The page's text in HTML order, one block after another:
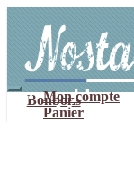
navigation
contenu
Mon compte
Panier
Bonbons